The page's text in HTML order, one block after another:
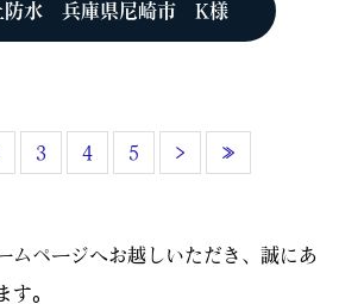
防水 兵庫県尼崎市 K様
3 4 5 › »
ムページへお越しいただき、誠にあ
す。